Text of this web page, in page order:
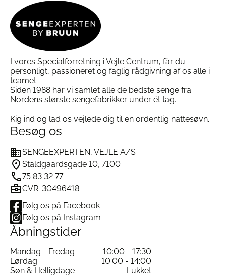
I vores Specialforretning i Vejle Centrum, får du
personligt, passioneret og faglig rådgivning af os alle i
teamet.
Siden 1988 har vi samlet alle de bedste senge fra
Nordens største sengefabrikker under ét tag.
Kig ind og lad os vejlede dig til en ordentlig nattesøvn.
Besøg os
SENGEEXPERTEN, VEJLE A/S
Staldgaardsgade 10, 7100
75 83 32 77
CVR: 30496418
Følg os på Facebook
Følg os på Instagram
Åbningstider
Mandag - Fredag
10:00 - 17:30
Lørdag
10:00 - 14:00
Søn & Helligdage
Lukket